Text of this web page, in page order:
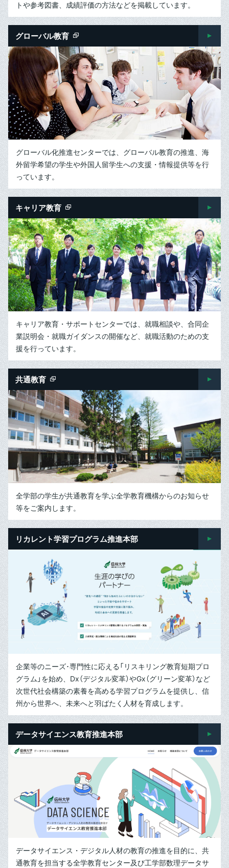
トや参考図書、成績評価の方法などを掲載しています。
グローバル教育
グローバル化推進センターでは、グローバル教育の推進、海
外留学希望の学生や外国人留学生への支援・情報提供等を行
っています。
キャリア教育
キャリア教育・サポートセンターでは、就職相談や、合同企
業説明会・就職ガイダンスの開催など、就職活動のための支
援を行っています。
共通教育
全学部の学生が共通教育を学ぶ全学教育機構からのお知らせ
等をご案内します。
リカレント学習プログラム推進本部
企業等のニーズ･専門性に応える「リスキリング教育短期プロ
グラム」を始め、Dx（デジタル変革）やGx（グリーン変革）など
次世代社会構築の素養を高める学習プログラムを提供し、信
州から世界へ、未来へと羽ばたく人材を育成します。
データサイエンス教育推進本部
データサイエンス・デジタル人材の教育の推進を目的に、共
通教育を担当する全学教育センター及び工学部数理データサ